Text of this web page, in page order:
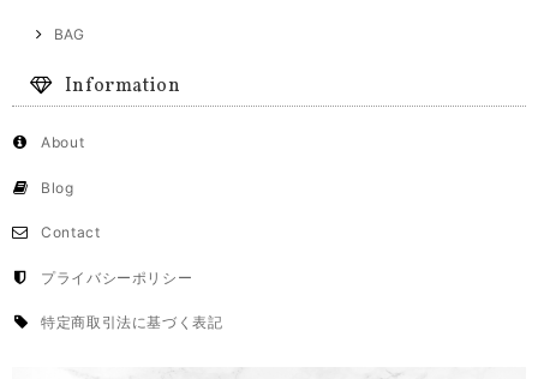
BAG
Information
About
Blog
Contact
プライバシーポリシー
特定商取引法に基づく表記